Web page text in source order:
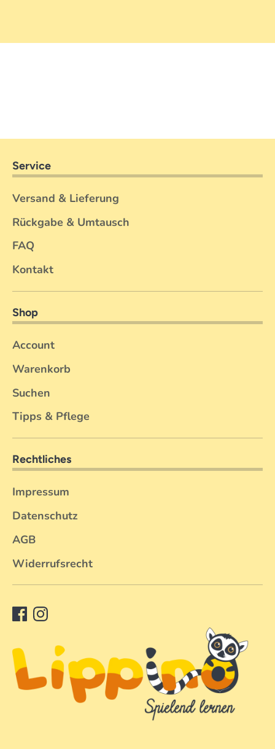
Service
Versand & Lieferung
Rückgabe & Umtausch
FAQ
Kontakt
Shop
Account
Warenkorb
Suchen
Tipps & Pflege
Rechtliches
Impressum
Datenschutz
AGB
Widerrufsrecht